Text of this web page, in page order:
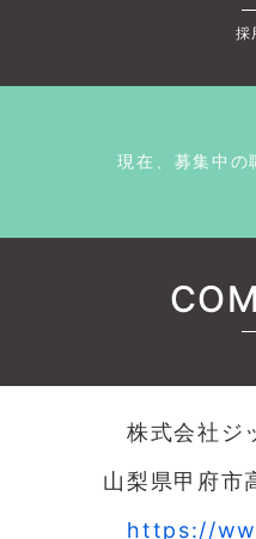
採
現在、募集中の
株式会社ジ
山梨県甲府市
https://